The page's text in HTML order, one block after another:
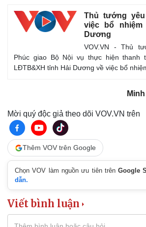
Thủ tướng
việc bổ
Dương
VOV.VN - Thủ
Phúc giao Bộ Nội vụ thực hiện thanh
LĐTB&XH tỉnh Hải Dương về việc bổ
Mời quý độc giả theo dõi VOV.VN trên
Thêm VOV trên Google
Chọn VOV làm nguồn ưu tiên trênGoogle
dẫn.
Viết bình luận